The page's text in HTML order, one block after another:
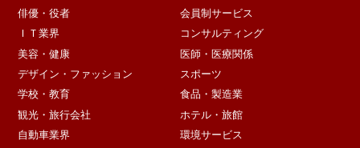
俳優・役者
会員制サービス
ＩＴ業界
コンサルティング
美容・健康
医師・医療関係
デザイン・ファッション
スポーツ
学校・教育
食品・製造業
観光・旅行会社
ホテル・旅館
自動車業界
環境サービス